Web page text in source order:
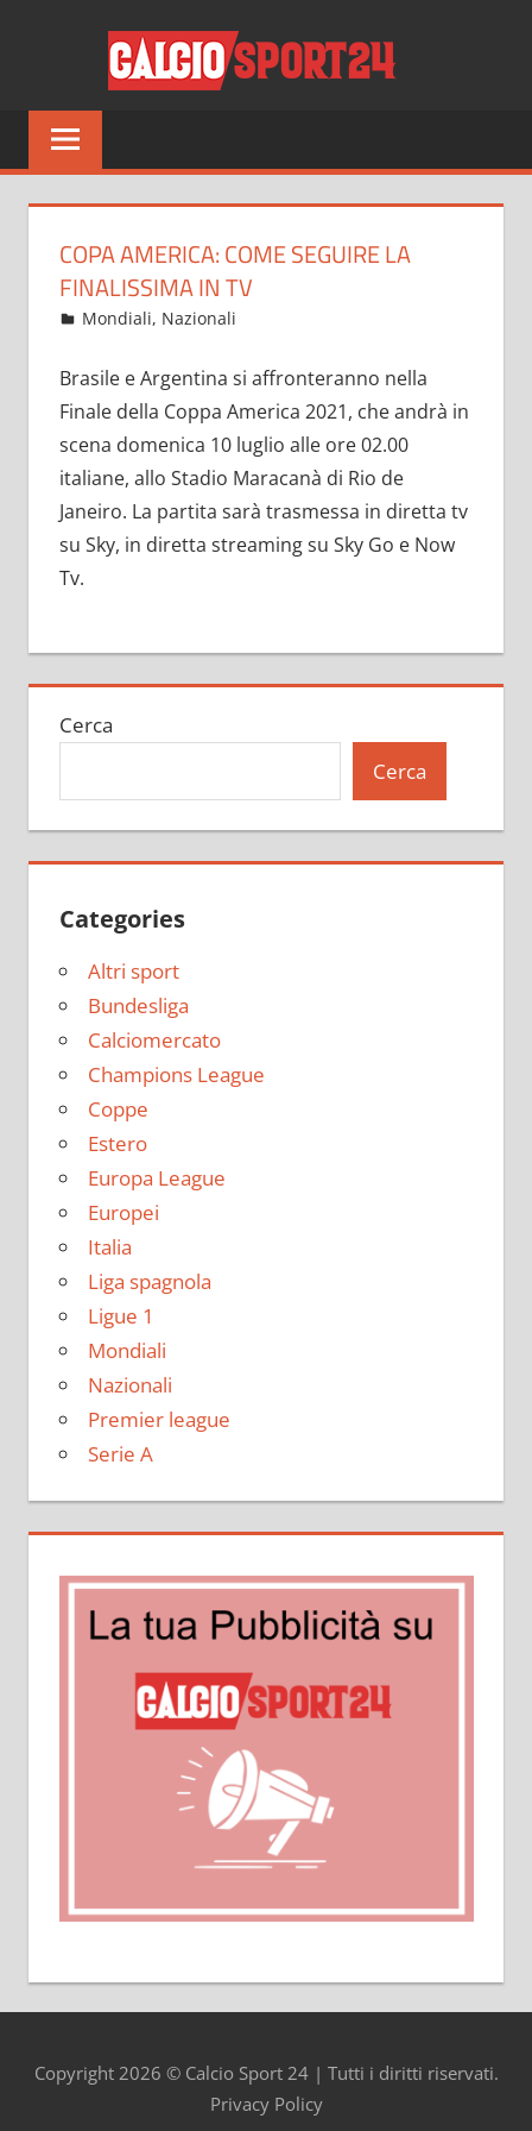
Tutto
sul
del
solo
COPA AMERICA: COME SEGUIRE LA
FINALISSIMA IN TV
Luglio 9, 2021
admin
Mondiali, Nazionali
Brasile e Argentina si affronteranno nella
Finale della Coppa America 2021, che andrà in
scena domenica 10 luglio alle ore 02.00
italiane, allo Stadio Maracanà di Rio de
Janeiro. La partita sarà trasmessa in diretta tv
su Sky, in diretta streaming su Sky Go e Now
Tv.
Cerca
Cerca
Categories
Altri sport
Bundesliga
Calciomercato
Champions League
Coppe
Estero
Europa League
Europei
Italia
Liga spagnola
Ligue 1
Mondiali
Nazionali
Premier league
Serie A
Copyright 2026 © Calcio Sport 24 | Tutti i diritti riservati.
Privacy Policy